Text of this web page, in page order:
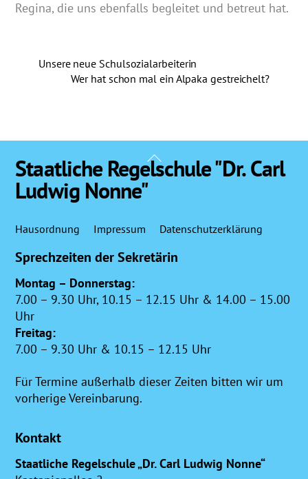
Regina, die uns ebenfalls begleitet und betreut hat.
Unsere neue Schulsozialarbeiterin
Wer hat schon mal ein Alpaka gestreichelt?
Back
To
Staatliche Regelschule "Dr. Carl
Ludwig Nonne"
Hausordnung Impressum Datenschutzerklärung
Sprechzeiten der Sekretärin
Montag – Donnerstag:
7.00 – 9.30 Uhr, 10.15 – 12.15 Uhr & 14.00 – 15.00
Uhr
Freitag:
7.00 – 9.30 Uhr & 10.15 – 12.15 Uhr
Für Termine außerhalb dieser Zeiten bitten wir um
vorherige Vereinbarung.
Kontakt
Staatliche Regelschule „Dr. Carl Ludwig Nonne“